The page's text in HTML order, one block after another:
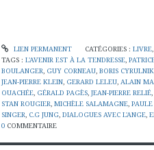
LIEN PERMANENT CATÉGORIES : LIVRE,
TAGS : L'AVENIR EST À LA TENDRESSE,
BOULANGER, GUY CORNEAU, BORIS CYRULNIK
JEAN-PIERRE KLEIN, GERARD LELEU, ALAIN
OUACHÉE, GÉRALD PAGÈS, JEAN-PIERRE RELIÉ,
STAN ROUGIER, MICHÈLE SALAMAGNE,
SINGER, C.G JUNG, DIALOGUES AVEC L'ANGE,
0 COMMENTAIRE